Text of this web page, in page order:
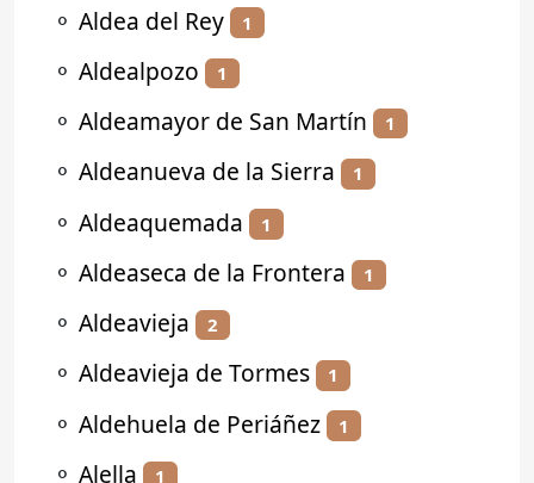
⚬ Aldea del Rey 1
⚬ Aldealpozo 1
⚬ Aldeamayor de San Martín 1
⚬ Aldeanueva de la Sierra 1
⚬ Aldeaquemada 1
⚬ Aldeaseca de la Frontera 1
⚬ Aldeavieja 2
⚬ Aldeavieja de Tormes 1
⚬ Aldehuela de Periáñez 1
⚬ Alella 1